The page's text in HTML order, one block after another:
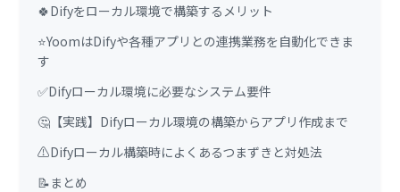
🍀Difyをローカル環境で構築するメリット
⭐YoomはDifyや各種アプリとの連携業務を自動化できま
す
✅Difyローカル環境に必要なシステム要件
🤔【実践】Difyローカル環境の構築からアプリ作成まで
⚠️Difyローカル構築時によくあるつまずきと対処法
📝まとめ